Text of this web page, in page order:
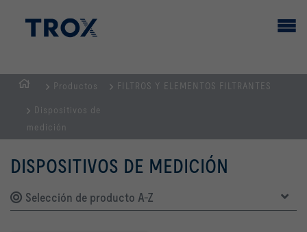
PRINCIPAL
Productos FILTROS Y ELEMENTOS FILTRANTES
Dispositivos de
medición
DISPOSITIVOS DE MEDICIÓN
Selección de producto A-Z